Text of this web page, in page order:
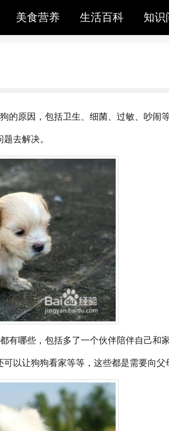
美食营养 生活百科 知识
的原因，包括卫生、细菌、过敏、吵闹
去解决。
有哪些，包括多了一个伙伴陪伴自己和
以让狗狗看家等等，这些都是需要向父